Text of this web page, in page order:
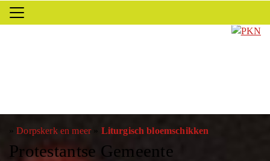
»Dorpskerk en meer» Liturgisch bloemschikken
Protestantse Gemeente